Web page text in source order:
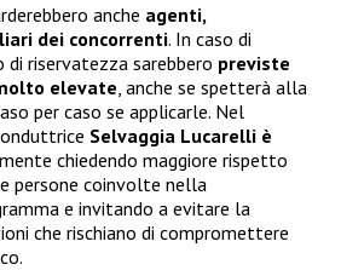
anche agenti,
dei concorrenti. In caso di
di riservatezza sarebbero previste
elevate , anche se spetterà alla
per caso se applicarle. Nel
Selvaggia Lucarelli è
chiedendo maggiore rispetto
persone coinvolte nella
e invitando a evitare la
che rischiano di compromettere